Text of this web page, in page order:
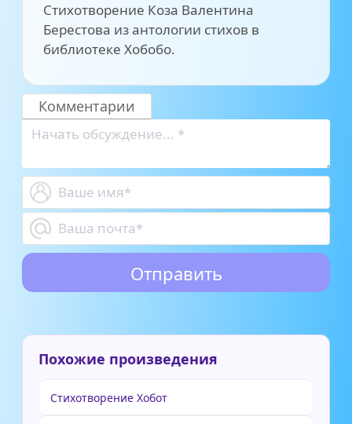
Стихотворение Коза Валентина
Берестова из антологии стихов в
библиотеке Хобобо.
Комментарии
Похожие произведения
Стихотворение Хобот